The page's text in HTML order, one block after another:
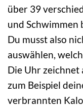
über 39
und Schwimmen
Du musst also
auswählen,
Die Uhr zeichnet
zum Beispiel
verbrannten